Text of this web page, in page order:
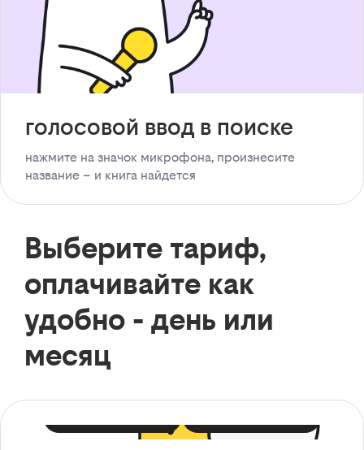
голосовой ввод в поиске
нажмите на значок микрофона, произнесите
название – и книга найдется
Выберите тариф,
оплачивайте как
удобно - день или
месяц